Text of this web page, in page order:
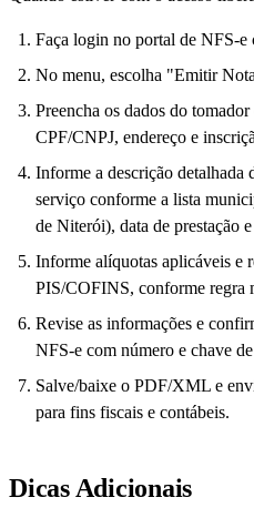
Faça login no portal de NFS-e
No menu, escolha "Emitir
Preencha os dados do
CPF/CNPJ, endereço e
Informe a descrição detalhada
serviço conforme a lista
de Niterói), data de prestação
Informe alíquotas aplicáveis e
PIS/COFINS, conforme regra
Revise as informações e
NFS-e com número e chave de
Salve/baixe o PDF/XML e
para fins fiscais e contábeis.
Dicas Adicionais